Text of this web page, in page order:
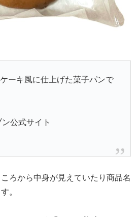
ーキ風に仕上げた菓子パンで
公式サイト
ろから中身が見えていたり商品名
。